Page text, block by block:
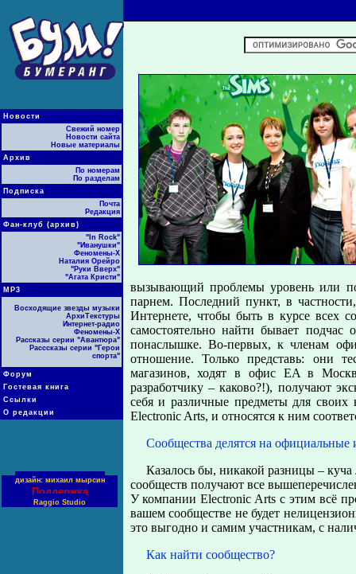
Новости
Свежий номер
Новости сайта
Новые материалы
Архив
По номерам
По разделам
Подписка
Почта
Редакция
Фан-клуб (архив)
"In Rock"
"Иванушки"
Феномены-Х
Наталия Орейро
"Руки Вверх"
"Агата Кристи"
МР3
Восходящие звезды музыки
АрхиТекстуры
Интернет-радио
Феномены-Х
Рассказы серии "Авантюра"
Расссказы серии "Герои
спорта"
Форум
Гостевая книга
Ссылки
О редакции
дизайн: михаил мырсин
Поддержка
Raggio Studio
вызывающий проблемы уровень или
парнем. Последний пункт, в
Интернете, чтобы быть в курсе всех
самостоятельно найти бывает
понаслышке. Во-первых, к членам
отношение. Только представь: они
магазинов, ходят в офис EA в
разработчику – каково?!), получают
себя и различные предметы для
Electronic Arts, и относятся к ним
Сообщества делятся на официальные
Казалось бы, никакой разницы –
сообществ получают все
У компании Electronic Arts с этим всё
вашем сообществе не будет
это выгодно и самим участникам, с
Как найти сообщество?